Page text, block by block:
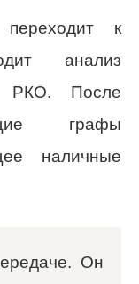
к
анализ
РКО. После
графы
наличные
Он